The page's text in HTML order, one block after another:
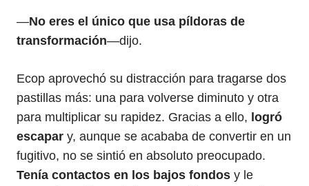
—No eres el único que usa píldoras de
transformación—dijo.
Ecop aprovechó su distracción para tragarse dos
pastillas más: una para volverse diminuto y otra
para multiplicar su rapidez. Gracias a ello, logró
escapar y, aunque se acababa de convertir en un
fugitivo, no se sintió en absoluto preocupado.
Tenía contactos en los bajos fondos y le